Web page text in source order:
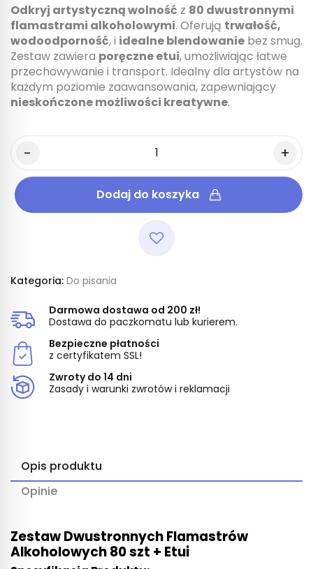
Odkryj artystyczną wolność z 80 dwustronnymi
flamastrami alkoholowymi. Oferują trwałość,
wodoodporność, i idealne blendowanie bez smug.
Zestaw zawiera poręczne etui, umożliwiając łatwe
przechowywanie i transport. Idealny dla artystów na
każdym poziomie zaawansowania, zapewniający
nieskończone możliwości kreatywne.
Dodaj do koszyka
Kategoria: Do pisania
Darmowa dostawa od 200 zł!
Dostawa do paczkomatu lub kurierem.
Bezpieczne płatności
z certyfikatem SSL!
Zwroty do 14 dni
Zasady i warunki zwrotów i reklamacji
Opis produktu
Opinie
Zestaw Dwustronnych Flamastrów
Alkoholowych 80 szt + Etui